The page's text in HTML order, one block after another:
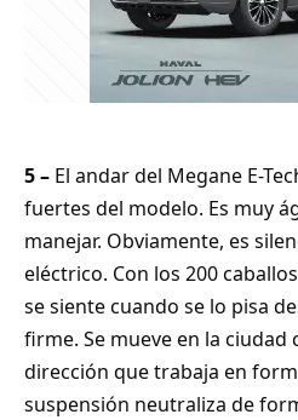
5 – El andar del Megane E-
fuertes del modelo. Es muy
manejar. Obviamente, es
eléctrico. Con los 200
se siente cuando se lo pisa
firme. Se mueve en la
dirección que trabaja en
suspensión neutraliza de